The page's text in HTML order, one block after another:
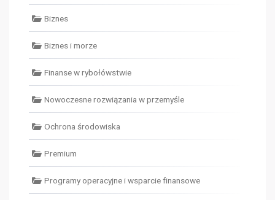
Biznes
Biznes i morze
Finanse w rybołówstwie
Nowoczesne rozwiązania w przemyśle
Ochrona środowiska
Premium
Programy operacyjne i wsparcie finansowe